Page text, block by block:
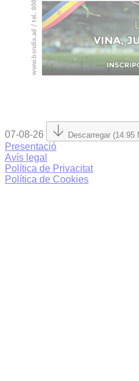
07-08-26 Descarregar (14.95
Presentació
Avís legal
Política de Privacitat
Política de Cookies